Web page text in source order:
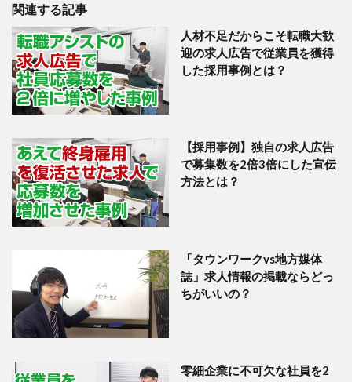
関連する記事
人材不足だからこそ転職大歓
迎の求人広告で従業員を獲得
した採用事例とは？
【採用事例】独自の求人広告
で募集数を2倍3倍にした宣伝
方法とは？
「タウンワークvs地方媒体
誌」求人情報の掲載ならどっ
ちがいいの？
零細企業に不可欠な社員を2